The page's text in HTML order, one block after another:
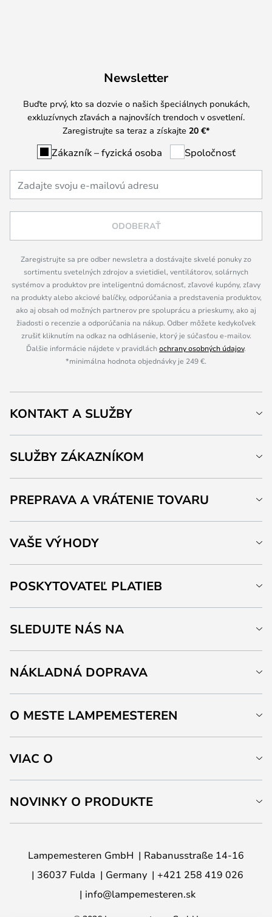
Newsletter
Buďte prvý, kto sa dozvie o našich špeciálnych ponukách,
exkluzívnych zľavách a najnovších trendoch v osvetlení.
Zaregistrujte sa teraz a získajte 20 €*
Zákazník – fyzická osoba Spoločnosť
ODOBERAŤ
Zaregistrujte sa pre odber newsletra a dostávajte skvelé ponuky zo
sortimentu svetelných zdrojov a svietidiel, ventilátorov, solárnych
systémov a produktov pre inteligentnú domácnosť, zľavové kupóny, zľavy
na produkty alebo akciové balíčky, odporúčania a predstavenia produktov,
ako aj obsah od možných partnerov pre spoluprácu a prieskumy, ako aj
žiadosti o recenzie a odporúčania na nákup. Odber môžete kedykoľvek
zrušiť kliknutím na odkaz na odhlásenie, ktorý je súčasťou e-mailov.
Ďalšie informácie nájdete v pravidláchochrany osobných údajov.
*minimálna hodnota objednávky je 249 €.
KONTAKT A SLUŽBY
SLUŽBY ZÁKAZNÍKOM
PREPRAVA A VRÁTENIE TOVARU
VAŠE VÝHODY
POSKYTOVATEĽ PLATIEB
SLEDUJTE NÁS NA
NÁKLADNÁ DOPRAVA
O MESTE LAMPEMESTEREN
VIAC O
NOVINKY O PRODUKTE
Lampemesteren GmbH
Rabanusstraße 14-16
36037 Fulda
Germany
+421 258 419 026
info@lampemesteren.sk